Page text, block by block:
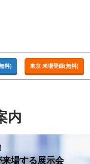
OSAKA
料) 東京 来場登録(無料)
内
場する展示会